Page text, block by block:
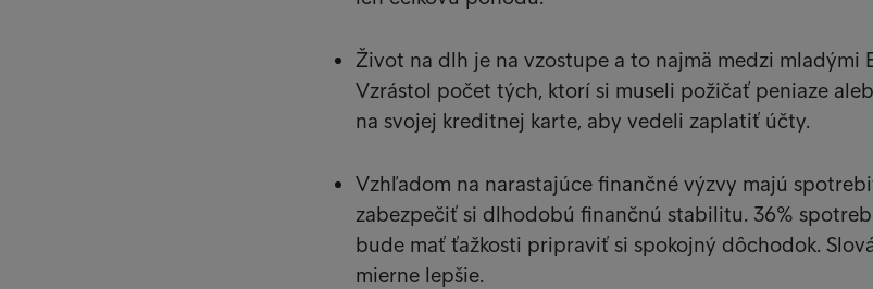
Život na dlh je na vzostupe a to najmä medzi mladými
Vzrástol počet tých, ktorí si museli požičať peniaze
na svojej kreditnej karte, aby vedeli zaplatiť účty.
Vzhľadom na narastajúce finančné výzvy majú
zabezpečiť si dlhodobú finančnú stabilitu. 36%
bude mať ťažkosti pripraviť si spokojný dôchodok.
mierne lepšie.